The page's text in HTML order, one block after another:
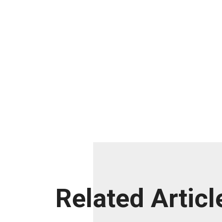
Related